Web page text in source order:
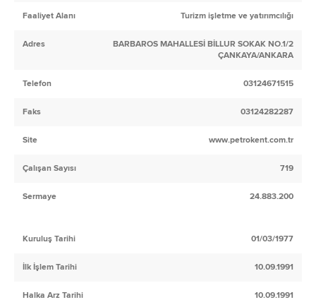
Faaliyet Alanı Turizm işletme ve yatırımcılığı
Adres
BARBAROS MAHALLESİ BİLLUR SOKAK NO.1/2
ÇANKAYA/ANKARA
Telefon 03124671515
Faks 03124282287
Site www.petrokent.com.tr
Çalışan Sayısı 719
Sermaye 24.883.200
Kuruluş Tarihi 01/03/1977
İlk İşlem Tarihi 10.09.1991
Halka Arz Tarihi 10.09.1991